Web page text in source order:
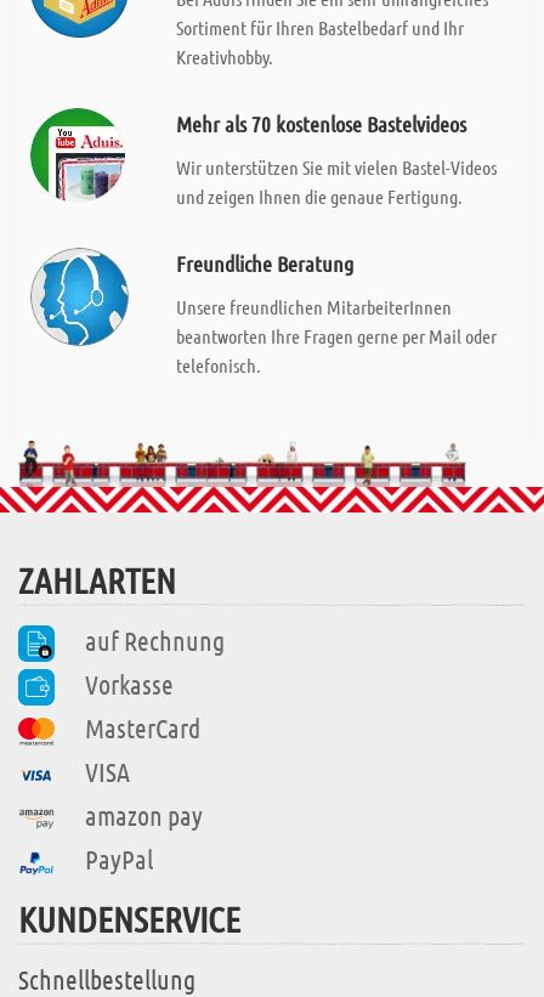
Sortiment für Ihren Bastelbedarf und Ihr
Kreativhobby.
Mehr als 70 kostenlose Bastelvideos
Wir unterstützen Sie mit vielen Bastel-Videos
und zeigen Ihnen die genaue Fertigung.
Freundliche Beratung
Unsere freundlichen MitarbeiterInnen
beantworten Ihre Fragen gerne per Mail oder
telefonisch.
ZAHLARTEN
auf Rechnung
Vorkasse
MasterCard
VISA
amazon pay
PayPal
KUNDENSERVICE
Schnellbestellung